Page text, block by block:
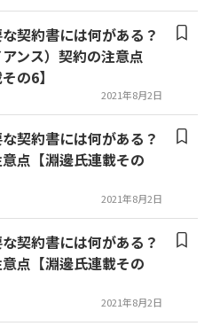
契約書には何がある？
ンス）契約の注意点
の6】
2021年8月2日
契約書には何がある？
点【淵邊氏連載その
2021年8月2日
契約書には何がある？
点【淵邊氏連載その
2021年8月2日